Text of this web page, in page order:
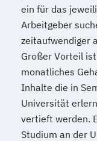
ein für das
Arbeitgeber
zeitaufwendiger
Großer Vorteil
monatliches
Inhalte die in
Universität
vertieft werden.
Studium an der